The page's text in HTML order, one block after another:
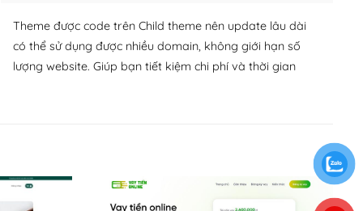
Theme được code trên Child theme nên update lâu dài
có thể sử dụng được nhiều domain, không giới hạn số
lượng website. Giúp bạn tiết kiệm chi phí và thời gian